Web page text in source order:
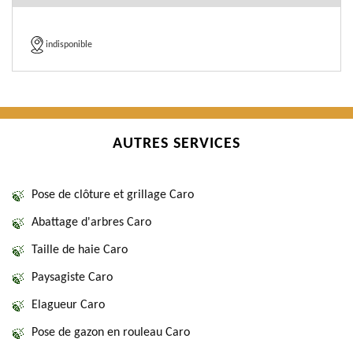
indisponible
AUTRES SERVICES
Pose de clôture et grillage Caro
Abattage d'arbres Caro
Taille de haie Caro
Paysagiste Caro
Elagueur Caro
Pose de gazon en rouleau Caro